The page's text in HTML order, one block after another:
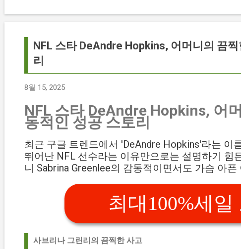
경기 당일 실시간 스코어 업데이트를 제공하는 뉴스로, 팬들의 높
boss says his side have to try to "be themselves" away from
팀 고유의 색깔을 유지하는 것이 중요하다고 강조했습니다. ...
NFL 스타 DeAndre Hopkins, 어머니의 끔
리
8월 15, 2025
NFL 스타 DeAndre Hopkins, 어
동적인 성공 스토리
최근 구글 트렌드에서 'DeAndre Hopkins'라는 이
뛰어난 NFL 선수라는 이유만으로는 설명하기 힘
니 Sabrina Greenlee의 감동적이면서도 가슴 아
최대100%세
사브리나 그린리의 끔찍한 사고